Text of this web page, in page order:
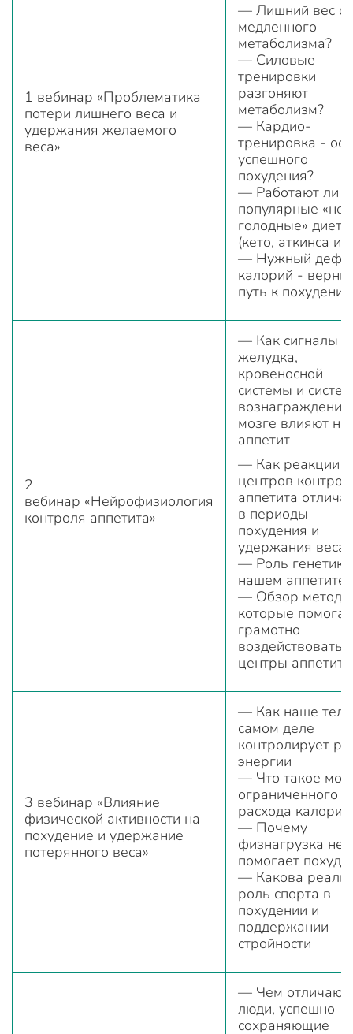
1 вебинар «Проблематика
потери лишнего веса и
удержания желаемого
веса»
— Лишний вес от
медленного
метаболизма?
— Силовые
тренировки
разгоняют
метаболизм?
— Кардио-
тренировка -
успешного
похудения?
— Работают ли
популярные «не
голодные» диеты
(кето, аткинса и
— Нужный
калорий -
путь к
2
вебинар «Нейрофизиология
контроля аппетита»
— Как сигналы
желудка,
кровеносной
системы и
мозге влияют на
аппетит
— Как реакции
центров
аппетита
в периоды
похудения и
удержания веса
— Роль
нашем аппетите
— Обзор
которые
грамотно
воздействовать
центры аппетита
3 вебинар «Влияние
физической активности на
похудение и удержание
потерянного веса»
— Как наше
самом деле
контролирует
энергии
— Что такое
ограниченного
расхода калорий
— Почему
физнагрузка не
помогает
— Какова
роль спорта в
похудении и
поддержании
стройности
— Чем
люди, успешно
сохраняющие